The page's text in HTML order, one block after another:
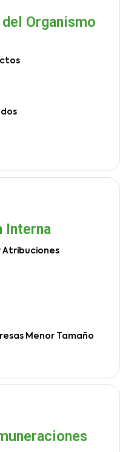
Organismo
Interna
Atribuciones
Menor Tamaño